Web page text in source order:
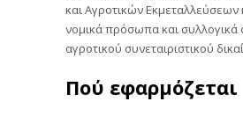
και Αγροτικών
νομικά πρόσωπα και συλλογικά
αγροτικού συνεταιριστικού
Πού εφαρμόζεται